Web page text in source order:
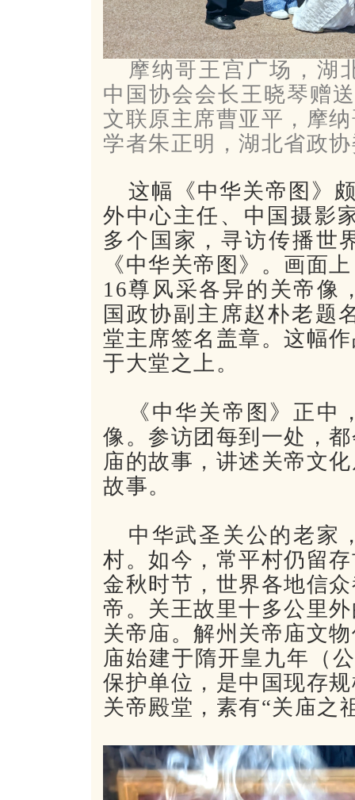
摩纳哥王宫广场，湖
中国协会会长王晓琴赠
文联原主席曹亚平，摩
学者朱正明，湖北省政
这幅《中华关帝图》
外中心主任、中国摄影
多个国家，寻访传播世
《中华关帝图》。画面
16尊风采各异的关帝像
国政协副主席赵朴老题
堂主席签名盖章。这幅
于大堂之上。
《中华关帝图》正
像。参访团每到一处，
庙的故事，讲述关帝文
故事。
中华武圣关公的老家
村。如今，常平村仍留
金秋时节，世界各地信众
帝。关王故里十多公里
关帝庙。解州关帝庙文
庙始建于隋开皇九年（
保护单位，是中国现存
关帝殿堂，素有“关庙